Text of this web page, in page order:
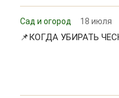
Сад и огород 18 июля
📌КОГДА УБИРАТЬ